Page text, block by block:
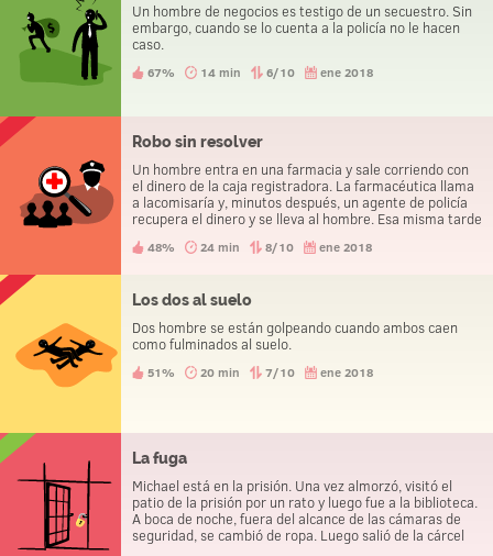
Un hombre de negocios es testigo de un secuestro. Sin
embargo, cuando se lo cuenta a la policía no le hacen
caso.
67% 14 min 6/10 ene 2018
Robo sin resolver
Un hombre entra en una farmacia y sale corriendo con
el dinero de la caja registradora. La farmacéutica llama
a lacomisaría y, minutos después, un agente de policía
recupera el dinero y se lleva al hombre. Esa misma tarde
robo.
48% 24 min 8/10 ene 2018
Los dos al suelo
Dos hombre se están golpeando cuando ambos caen
como fulminados al suelo.
51% 20 min 7/10 ene 2018
La fuga
Michael está en la prisión. Una vez almorzó, visitó el
patio de la prisión por un rato y luego fue a la biblioteca.
A boca de noche, fuera del alcance de las cámaras de
seguridad, se cambió de ropa. Luego salió de la cárcel